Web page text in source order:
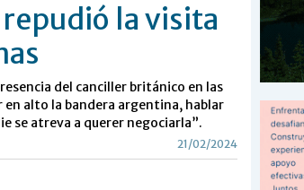
la visita
del canciller británico en las
en alto la bandera argentina, hablar
se atreva a querer negociarla”.
21/02/2024